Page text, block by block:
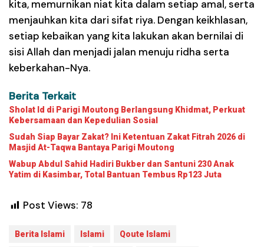
kita, memurnikan niat kita dalam setiap amal, serta
menjauhkan kita dari sifat riya. Dengan keikhlasan,
setiap kebaikan yang kita lakukan akan bernilai di
sisi Allah dan menjadi jalan menuju ridha serta
keberkahan-Nya.
Berita Terkait
Sholat Id di Parigi Moutong Berlangsung Khidmat, Perkuat
Kebersamaan dan Kepedulian Sosial
Sudah Siap Bayar Zakat? Ini Ketentuan Zakat Fitrah 2026 di
Masjid At-Taqwa Bantaya Parigi Moutong
Wabup Abdul Sahid Hadiri Bukber dan Santuni 230 Anak
Yatim di Kasimbar, Total Bantuan Tembus Rp123 Juta
Post Views: 78
Berita Islami Islami Qoute Islami